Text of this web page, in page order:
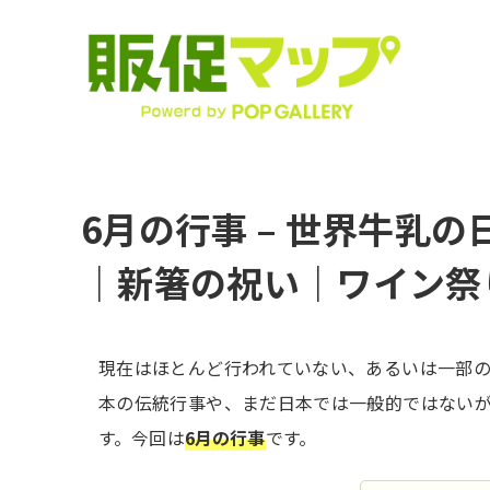
6月の行事 – 世界牛乳の
｜新箸の祝い｜ワイン
現在はほとんど行われていない、あるいは一部
本の伝統行事や、まだ日本では一般的ではない
す。今回は6月の行事です。